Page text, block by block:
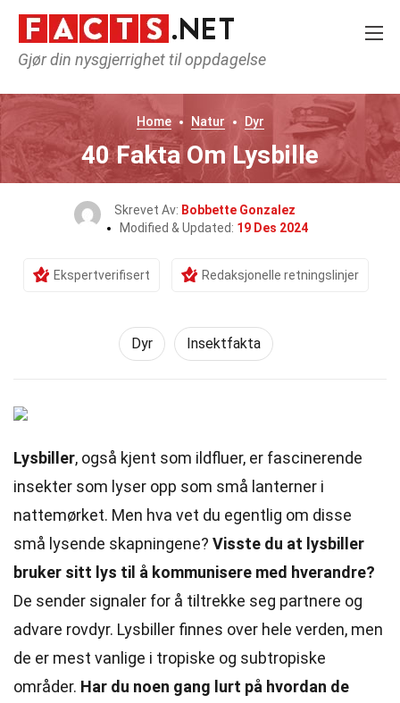
Gjør din nysgjerrighet til oppdagelse
Home Natur Dyr
40 Fakta Om Lysbille
Skrevet Av: Bobbette Gonzalez
Modified & Updated: 19 Des 2024
Ekspertverifisert Redaksjonelle retningslinjer
Dyr Insektfakta
Lysbiller, også kjent som ildfluer, er fascinerende
insekter som lyser opp som små lanterner i
nattemørket. Men hva vet du egentlig om disse
små lysende skapningene? Visste du at lysbiller
bruker sitt lys til å kommunisere med hverandre?
De sender signaler for å tiltrekke seg partnere og
advare rovdyr. Lysbiller finnes over hele verden, men
de er mest vanlige i tropiske og subtropiske
områder. Har du noen gang lurt på hvordan de